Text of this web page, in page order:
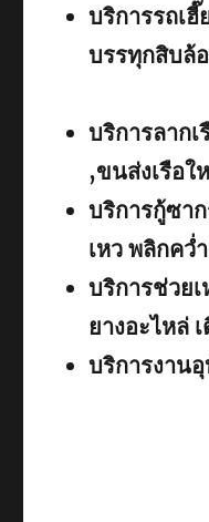
บริการรถเ
บรรทุกสิบล้
บริการลากเ
,ขนส่งเรือใ
บริการกู้ซา
เหว พลิกคว่
บริการช่วย
ยางอะไหล่
บริการงาน